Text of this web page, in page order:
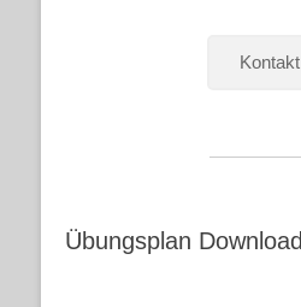
Kontakt
Übungsplan Download